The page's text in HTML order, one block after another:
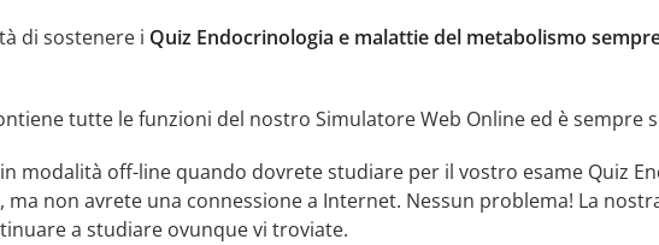
di sostenere i Quiz Endocrinologia e malattie del metabolismo
tutte le funzioni del nostro Simulatore Web Online ed è
modalità off-line quando dovrete studiare per il vostro esame Quiz
ma non avrete una connessione a Internet. Nessun problema! La
a studiare ovunque vi troviate.